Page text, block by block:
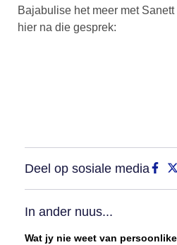
Bajabulise het meer met
hier na die gesprek:
Deel op sosiale media
In ander nuus...
Wat jy nie weet van